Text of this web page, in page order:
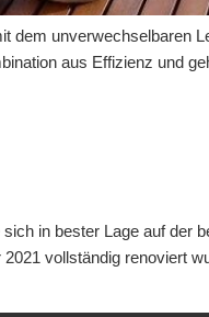
dem unverwechselbaren
aus Effizienz und
in bester Lage auf der
vollständig renoviert